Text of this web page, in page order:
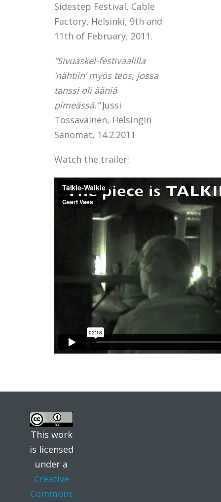
Sidestep Festival, Cable
Factory, Helsinki, 9th and
11th of February, 2011.
”Sivuaskel-festivaalilla
’nähtiin’ myös teos, jossa
tanssi oli ääniä
pimeässä.”Jussi
Tossavainen, Helsingin
Sanomat, 14.2.2011
Watch the trailer:
This work
is licensed
under a
Creative
Commons